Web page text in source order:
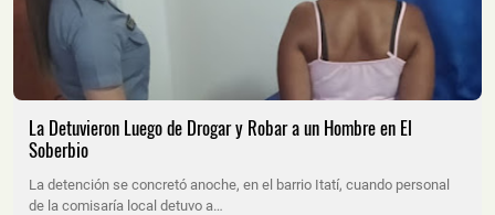
La Detuvieron Luego de Drogar y Robar a un Hombre en El
Soberbio
La detención se concretó anoche, en el barrio Itatí, cuando personal
de la comisaría local detuvo a…